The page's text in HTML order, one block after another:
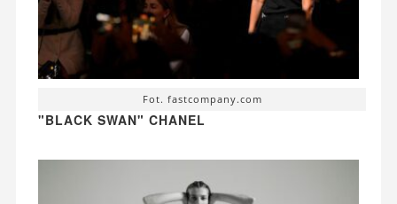
Fot. fastcompany.com
"BLACK SWAN" CHANEL